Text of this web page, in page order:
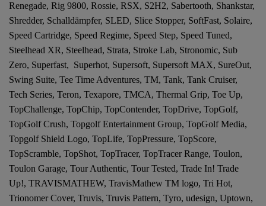
Renegade, Rig 9800, Rossie, RSX, S2H2, Sabertooth, Shankstar,
Shredder, Schalldämpfer, SLED, Slice Stopper, SoftFast, Solaire,
Speed Cartridge, Speed Regime, Speed Step, Speed Tuned,
Steelhead XR, Steelhead, Strata, Stroke Lab, Stronomic, Sub
Zero, Superfast, Superhot, Supersoft, Supersoft MAX, SureOut,
Swing Suite, Tee Time Adventures, TM, Tank, Tank Cruiser,
Tech Series, Teron, Texapore, TMCA, Thermal Grip, Toe Up,
TopChallenge, TopChip, TopContender, TopDrive, TopGolf,
TopGolf Crush, Topgolf Entertainment Group, TopGolf Media,
Topgolf Shield Logo, TopLife, TopPressure, TopScore,
TopScramble, TopShot, TopTracer, TopTracer Range, Toulon,
Toulon Garage, Tour Authentic, Tour Tested, Trade In! Trade
Up!, TRAVISMATHEW, TravisMathew TM logo, Tri Hot,
Trionomer Cover, Truvis, Truvis Pattern, Tyro, udesign, Uptown,